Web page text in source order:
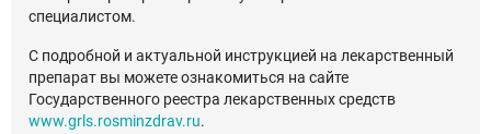
специалистом.
С подробной и актуальной инструкцией на лекарственный
препарат вы можете ознакомиться на сайте
Государственного реестра лекарственных средств
www.grls.rosminzdrav.ru.